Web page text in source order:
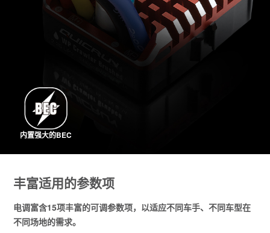
内置强大的BEC
丰富适用的参数项
电调富含15项丰富的可调参数项，以适应不同车手、不同车型在
不同场地的需求。